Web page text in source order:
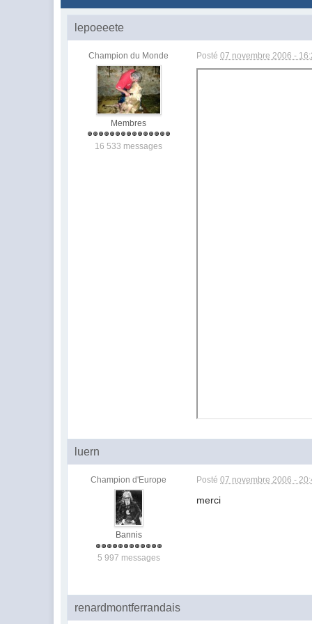
lepoeeete
Champion du Monde
Membres
16 533 messages
Posté07 novembre 2006 -
luern
Champion d'Europe
Bannis
5 997 messages
Posté07 novembre 2006 -
merci
renardmontferrandais